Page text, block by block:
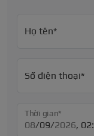
Họ tên*
Số điện thoại*
Thời gian*